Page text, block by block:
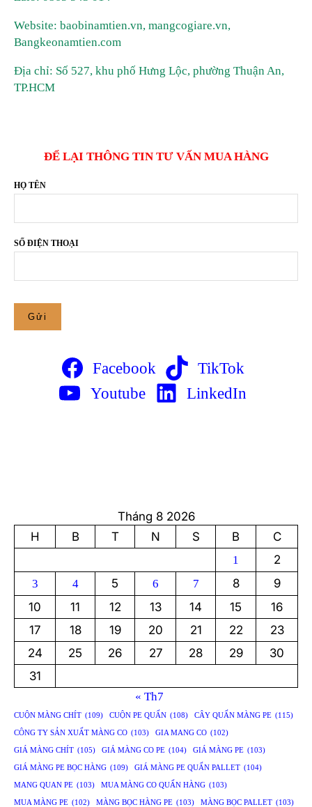
Website: baobinamtien.vn, mangcogiare.vn,
Bangkeonamtien.com
Địa chỉ: Số 527, khu phố Hưng Lộc, phường Thuận An,
TP.HCM
ĐỂ LẠI THÔNG TIN TƯ VẤN MUA HÀNG
HỌ TÊN
SỐ ĐIỆN THOẠI
Facebook
TikTok
Youtube
LinkedIn
Tháng 8 2026
H
B T N S B C
1 2
3 4 5 6 7 8
9
10
11 12 13 14 15
16
17
18 19 20 21 22
23
24
25 26 27 28 29
30
31
« Th7
CUỘN MÀNG CHÍT (109) CUỘN PE QUẤN (108) CÂY QUẤN MÀNG PE (115)
CÔNG TY SẢN XUẤT MÀNG CO (103) GIA MANG CO (102)
GIÁ MÀNG CHÍT (105) GIÁ MÀNG CO PE (104) GIÁ MÀNG PE (103)
GIÁ MÀNG PE BỌC HÀNG (109) GIÁ MÀNG PE QUẤN PALLET (104)
MANG QUAN PE (103) MUA MÀNG CO QUẤN HÀNG (103)
MUA MÀNG PE (102) MÀNG BỌC HÀNG PE (103) MÀNG BỌC PALLET (103)